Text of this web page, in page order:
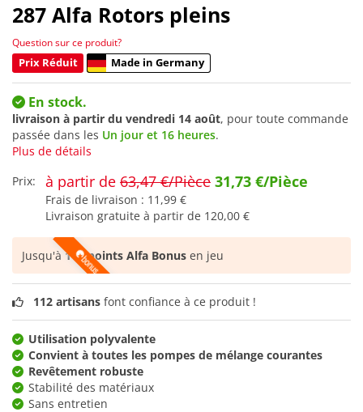
287 Alfa Rotors pleins
Question sur ce produit?
Prix Réduit
Made in Germany
En stock.
livraison à partir du vendredi 14 août, pour toute commande
passée dans les Un jour et 16 heures.
Plus de détails
Prix:
à partir de 63,47 €/Pièce 31,73 €/Pièce
Frais de livraison : 11,99 €
Livraison gratuite à partir de 120,00 €
Jusqu'à111 points Alfa Bonus en jeu
112 artisans font confiance à ce produit !
Utilisation polyvalente
Convient à toutes les pompes de mélange courantes
Revêtement robuste
Stabilité des matériaux
Sans entretien